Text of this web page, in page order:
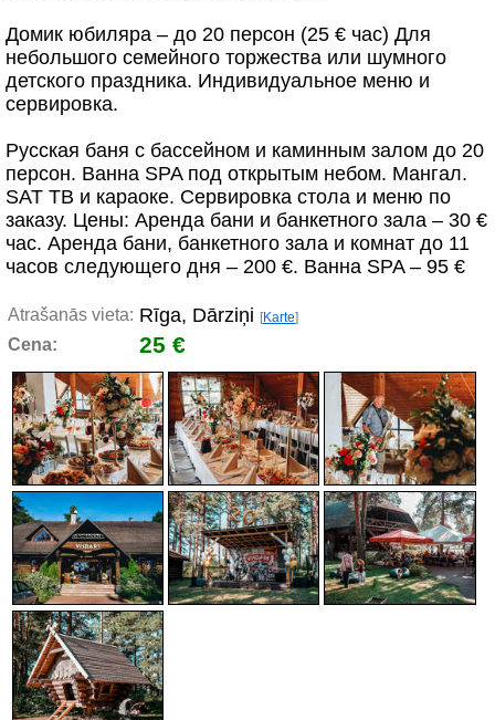
Домик юбиляра – до 20 персон (25 € час) Для
небольшого семейного торжества или шумного
детского праздника. Индивидуальное меню и
сервировка.
Русская баня с бассейном и каминным залом до 20
персон. Ванна SPA под открытым небом. Мангал.
SAT ТВ и караоке. Сервировка стола и меню по
заказу. Цены: Аренда бани и банкетного зала – 30 €
час. Аренда бани, банкетного зала и комнат до 11
часов следующего дня – 200 €. Ванна SPA – 95 €
Atrašanās vieta: Rīga, Dārziņi [Karte]
Cena: 25 €